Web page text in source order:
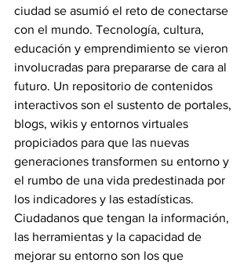
ciudad se asumió el reto de conectarse
con el mundo. Tecnología, cultura,
educación y emprendimiento se vieron
involucradas para prepararse de cara al
futuro. Un repositorio de contenidos
interactivos son el sustento de portales,
blogs, wikis y entornos virtuales
propiciados para que las nuevas
generaciones transformen su entorno y
el rumbo de una vida predestinada por
los indicadores y las estadísticas.
Ciudadanos que tengan la información,
las herramientas y la capacidad de
mejorar su entorno son los que